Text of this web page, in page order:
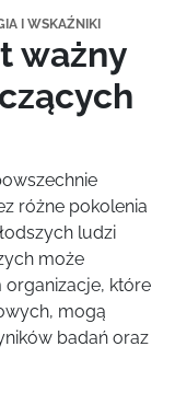
I WSKAŹNIKI
ważny
różne pokolenia
ludzi
może
organizacje, które
mogą
badań oraz